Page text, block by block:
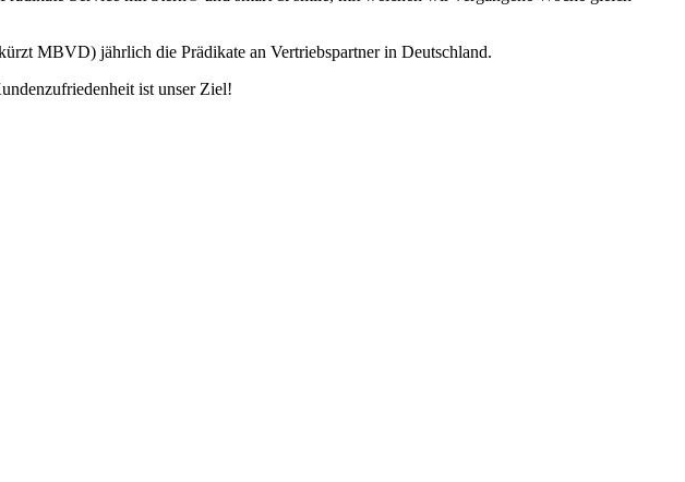
MBVD) jährlich die Prädikate an Vertriebspartner in Deutschland.
ist unser Ziel!